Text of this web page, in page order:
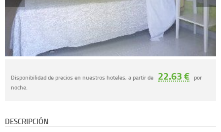
Disponibilidad de precios en nuestros hoteles, a partir de 22.63 € por
noche.
DESCRIPCIÓN